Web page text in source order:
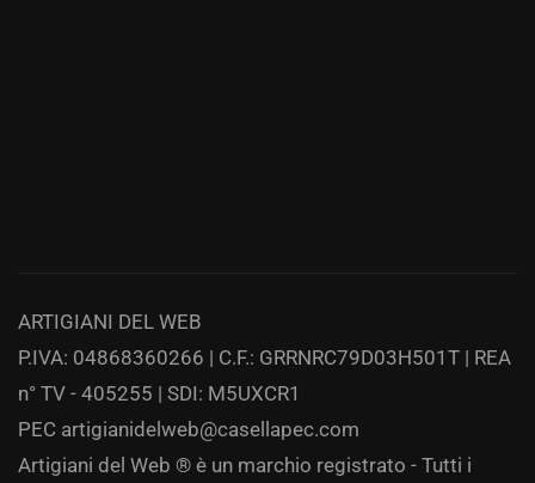
ARTIGIANI DEL WEB
P.IVA: 04868360266 | C.F.: GRRNRC79D03H501T | REA
n° TV - 405255 | SDI: M5UXCR1
PEC artigianidelweb@casellapec.com
Artigiani del Web ® è un marchio registrato - Tutti i